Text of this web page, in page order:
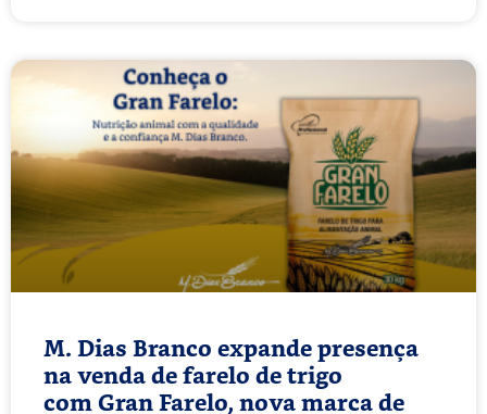
M. Dias Branco expande presença
na venda de farelo de trigo
com Gran Farelo, nova marca de